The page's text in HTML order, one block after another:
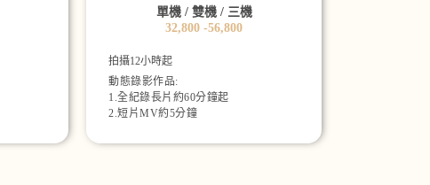
單機 / 雙機 / 三機
32,800 -56,800
拍攝12小時起
動態錄影作品:
1.全紀錄長片約60分鐘起
2.短片MV約5分鐘